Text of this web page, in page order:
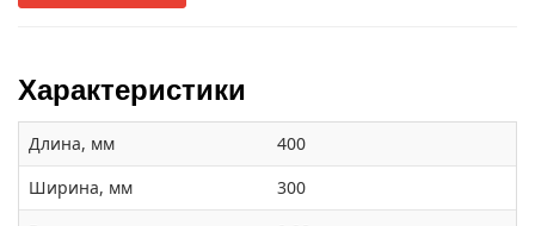
Характеристики
Длина, мм
400
Ширина, мм
300